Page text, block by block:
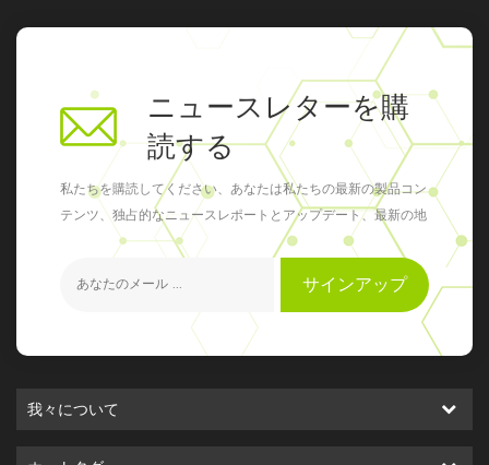
ニュースレターを購
読する
私たちを購読してください、あなたは私たちの最新の製品コン
テンツ、独占的なニュースレポートとアップデート、最新の地
元のイベントを得ることができます
サインアップ
我々について